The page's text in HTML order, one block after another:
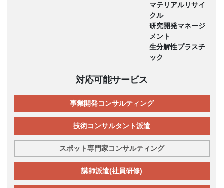
マテリアルリサイ
クル
研究開発マネージ
メント
生分解性プラスチ
ック
対応可能サービス
事業開発コンサルティング
技術コンサルタント派遣
スポット専門家コンサルティング
講師派遣(社員研修)